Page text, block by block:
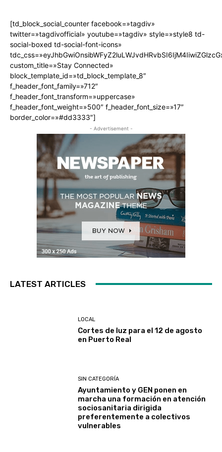
[td_block_social_counter facebook=»tagdiv»
twitter=»tagdivofficial» youtube=»tagdiv» style=»style8 td-
social-boxed td-social-font-icons»
custom_title=»Stay Connected»
block_template_id=»td_block_template_8″
f_header_font_family=»712″
f_header_font_transform=»uppercase»
f_header_font_weight=»500″ f_header_font_size=»17″
border_color=»#dd3333″]
- Advertisement -
LATEST ARTICLES
LOCAL
Cortes de luz para el 12 de agosto
en Puerto Real
SIN CATEGORÍA
Ayuntamiento y GEN ponen en
marcha una formación en atención
sociosanitaria dirigida
preferentemente a colectivos
vulnerables